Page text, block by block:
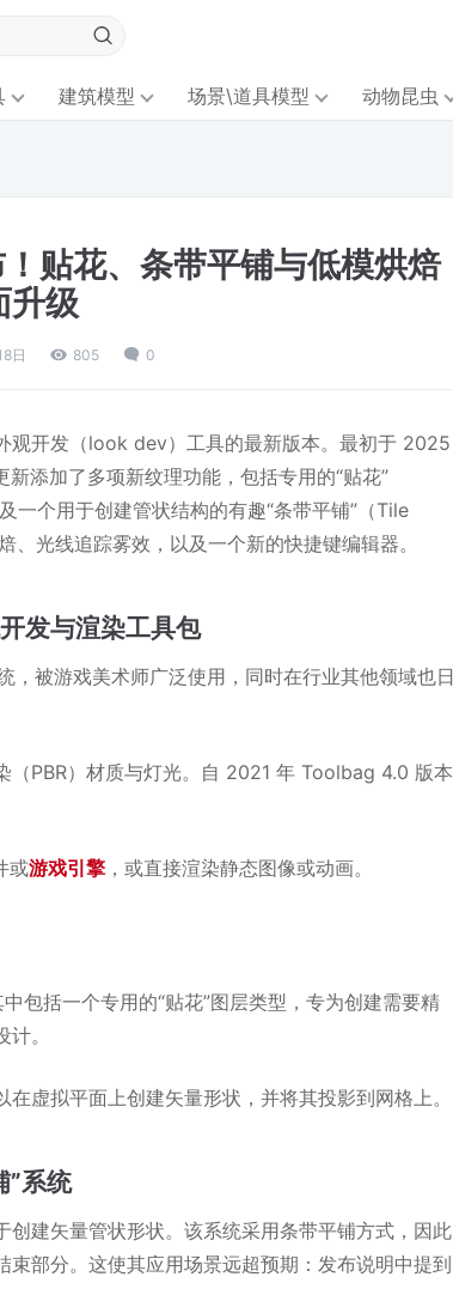
建筑模型 场景\道具模型 动物昆虫
贴花、条带平铺与低模烘焙
升级
日 805 0
开发（look dev）工具的最新版本。最初于 2025
添加了多项新纹理功能，包括专用的“贴花”
一个用于创建管状结构的有趣“条带平铺”（Tile
光线追踪雾效，以及一个新的快捷键编辑器。
发与渲染工具包
被游戏美术师广泛使用，同时在行业其他领域也日
（PBR）材质与灯光。自 2021 年 Toolbag 4.0 版本
或游戏引擎 ，或直接渲染静态图像或动画。
包括一个专用的“贴花”图层类型，专为创建需要精
。
虚拟平面上创建矢量形状，并将其投影到网格上。
”系统
建矢量管状形状。该系统采用条带平铺方式，因此
束部分。这使其应用场景远超预期：发布说明中提到